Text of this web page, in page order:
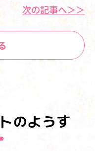
次の記事へ＞＞
のようす